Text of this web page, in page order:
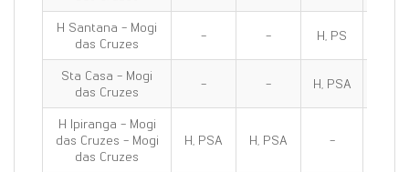
H Santana - Mogi
das Cruzes
- - H, PS
Sta Casa - Mogi
das Cruzes
- - H, PSA
H Ipiranga - Mogi
das Cruzes - Mogi
das Cruzes
H, PSA H, PSA -